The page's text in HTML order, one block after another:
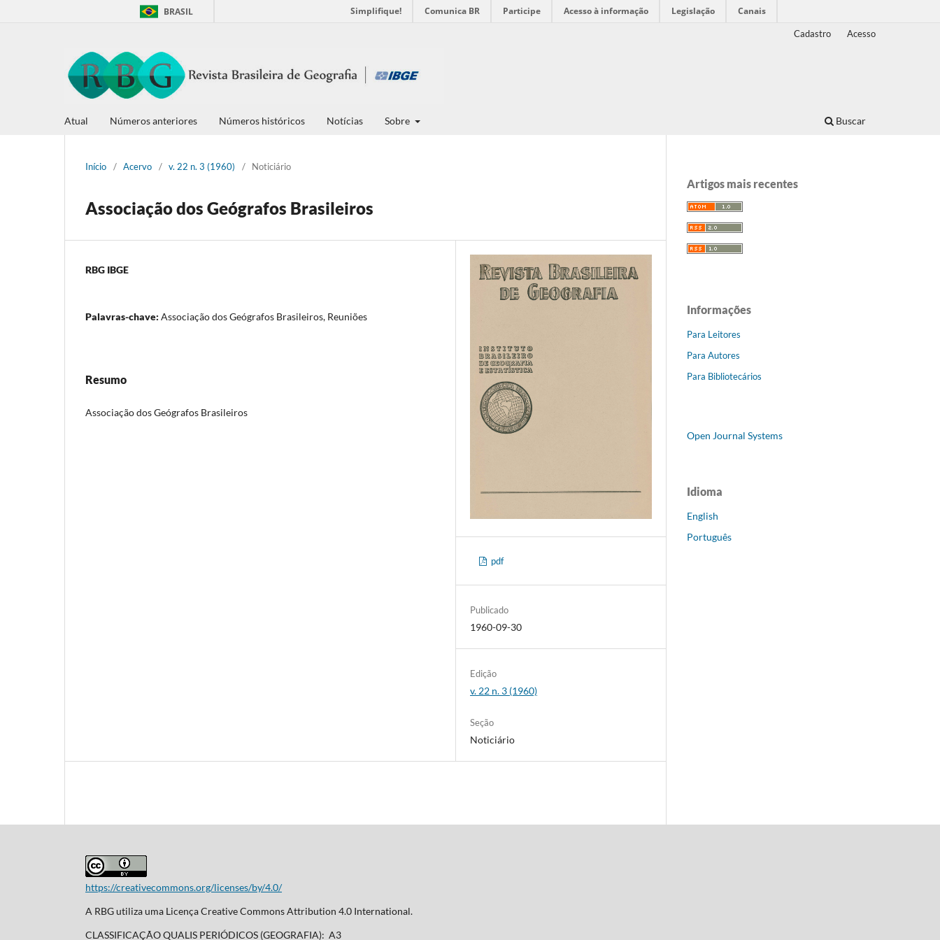
BRASIL Simplifique! Comunica BR Participe Acesso à informação Legislação Canais
Atual Números anteriores Números históricos Notícias Sobre Buscar
Cadastro Acesso
Início / Acervo / v. 22 n. 3 (1960) / Noticiário
Associação dos Geógrafos Brasileiros
RBG IBGE
Palavras-chave: Associação dos Geógrafos Brasileiros, Reuniões
Resumo
Associação dos Geógrafos Brasileiros
pdf
Publicado
1960-09-30
Edição
v. 22 n. 3 (1960)
Seção
Noticiário
Artigos mais recentes
Informações
Para Leitores
Para Autores
Para Bibliotecários
Open Journal Systems
Idioma
English
Português
https://creativecommons.org/licenses/by/4.0/
A RBG utiliza uma Licença Creative Commons Attribution 4.0 International.
CLASSIFICAÇÃO QUALIS PERIÓDICOS (GEOGRAFIA): A3